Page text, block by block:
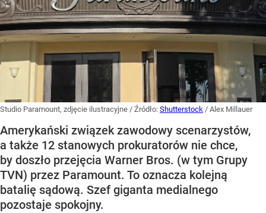
Studio Paramount, zdjęcie ilustracyjne / Źródło: Shutterstock / Alex Millauer
Amerykański związek zawodowy scenarzystów,
a także 12 stanowych prokuratorów nie chce,
by doszło przejęcia Warner Bros. (w tym Grupy
TVN) przez Paramount. To oznacza kolejną
batalię sądową. Szef giganta medialnego
pozostaje spokojny.